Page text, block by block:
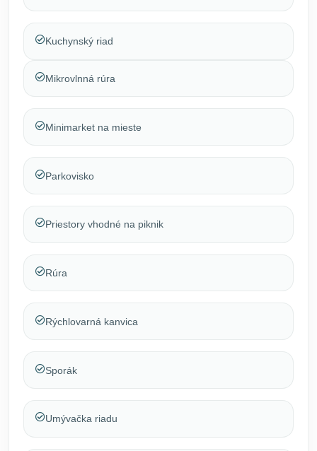
Kuchynský riad
Mikrovlnná rúra
Minimarket na mieste
Parkovisko
Priestory vhodné na piknik
Rúra
Rýchlovarná kanvica
Sporák
Umývačka riadu